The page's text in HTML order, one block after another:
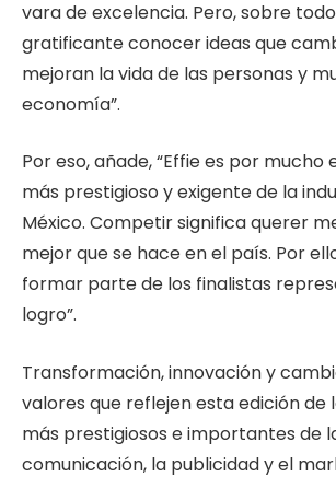
vara de excelencia. Pero, sobre
gratificante conocer ideas que
mejoran la vida de las personas y
economía”.
Por eso, añade, “Effie es por
más prestigioso y exigente de la
México. Competir significa querer
mejor que se hace en el país. Por
formar parte de los finalistas
logro”.
Transformación, innovación y
valores que reflejen esta edición de
más prestigiosos e importantes de
comunicación, la publicidad y el